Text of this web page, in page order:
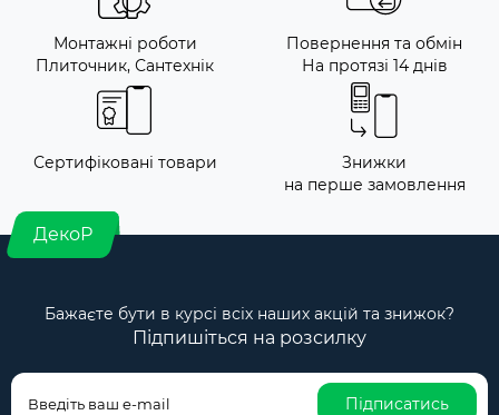
Монтажні роботи
Плиточник, Сантехнік
Повернення та обмін
На протязі 14 днів
Сертифіковані товари
Знижки
на перше замовлення
ДекоР
Бажаєте бути в курсі всіх наших акцій та знижок?
Підпишіться на розсилку
Підписатись